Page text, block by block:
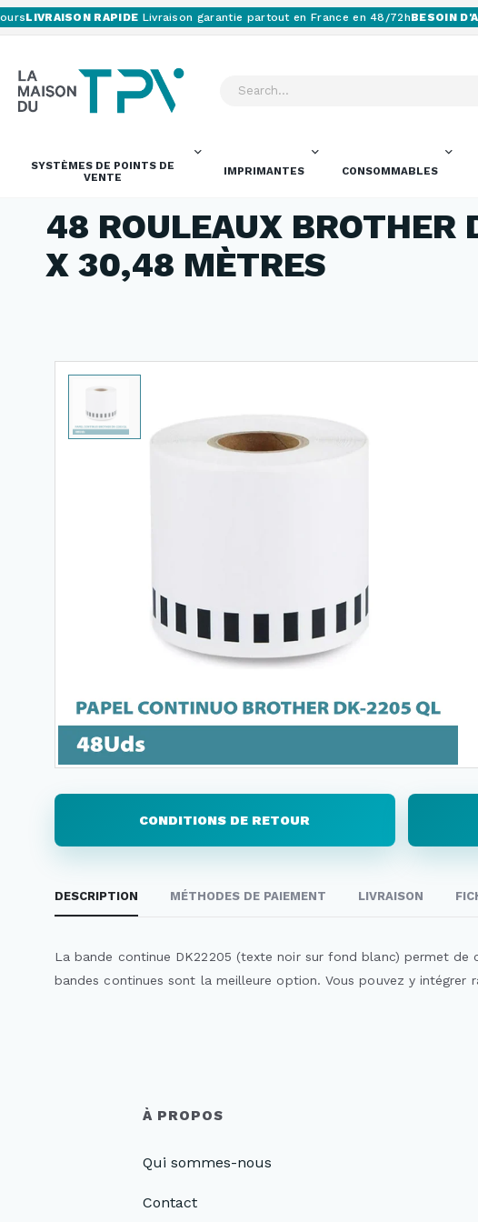
LIVRAISON RAPIDELivraison garantie partout en France en 48/72hBESOIN
SYSTÈMES DE POINTS DE
VENTE
IMPRIMANTES CONSOMMABLES
48 ROULEAUX
X 30,48 MÈTRES
CONDITIONS DE RETOUR
DESCRIPTION MÉTHODES DE PAIEMENT LIVRAISON
La bande continue DK22205 (texte noir sur fond blanc) permet
bandes continues sont la meilleure option. Vous pouvez y
À PROPOS
Qui sommes-nous
Contact